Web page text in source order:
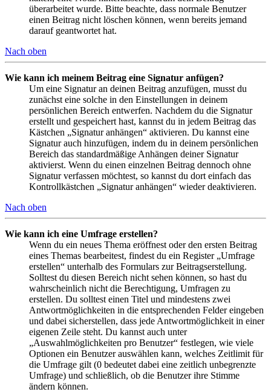
überarbeitet wurde. Bitte beachte, dass normale Benutzer
einen Beitrag nicht löschen können, wenn bereits jemand
darauf geantwortet hat.
Nach oben
Wie kann ich meinem Beitrag eine Signatur anfügen?
Um eine Signatur an deinen Beitrag anzufügen, musst du
zunächst eine solche in den Einstellungen in deinem
persönlichen Bereich entwerfen. Nachdem du die Signatur
erstellt und gespeichert hast, kannst du in jedem Beitrag das
Kästchen „Signatur anhängen“ aktivieren. Du kannst eine
Signatur auch hinzufügen, indem du in deinem persönlichen
Bereich das standardmäßige Anhängen deiner Signatur
aktivierst. Wenn du einen einzelnen Beitrag dennoch ohne
Signatur verfassen möchtest, so kannst du dort einfach das
Kontrollkästchen „Signatur anhängen“ wieder deaktivieren.
Nach oben
Wie kann ich eine Umfrage erstellen?
Wenn du ein neues Thema eröffnest oder den ersten Beitrag
eines Themas bearbeitest, findest du ein Register „Umfrage
erstellen“ unterhalb des Formulars zur Beitragserstellung.
Solltest du diesen Bereich nicht sehen können, so hast du
wahrscheinlich nicht die Berechtigung, Umfragen zu
erstellen. Du solltest einen Titel und mindestens zwei
Antwortmöglichkeiten in die entsprechenden Felder eingeben
und dabei sicherstellen, dass jede Antwortmöglichkeit in einer
eigenen Zeile steht. Du kannst auch unter
„Auswahlmöglichkeiten pro Benutzer“ festlegen, wie viele
Optionen ein Benutzer auswählen kann, welches Zeitlimit für
die Umfrage gilt (0 bedeutet dabei eine zeitlich unbegrenzte
Umfrage) und schließlich, ob die Benutzer ihre Stimme
ändern können.